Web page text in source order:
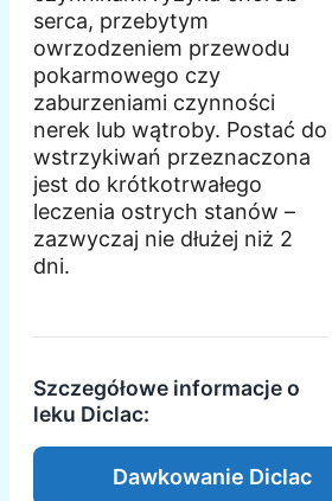
serca, przebytym
owrzodzeniem przewodu
pokarmowego czy
zaburzeniami czynności
nerek lub wątroby. Postać do
wstrzykiwań przeznaczona
jest do krótkotrwałego
leczenia ostrych stanów –
zazwyczaj nie dłużej niż 2
dni.
Szczegółowe informacje o
leku Diclac:
Dawkowanie Diclac